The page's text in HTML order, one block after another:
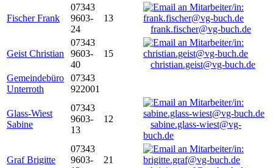
Fischer Frank
07343
9603-
24
13
frank.fischer@vg-buch.de
Geist Christian
07343
9603-
40
15
christian.geist@vg-buch.de
Gemeindebüro
Unterroth
07343
922001
Glass-Wiest
Sabine
07343
9603-
13
12
sabine.glass-wiest@vg-
buch.de
Graf Brigitte
07343
9603-
21